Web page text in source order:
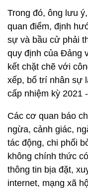
Trong đó, ông lưu
quan điểm, định
sự và bầu cử phải
quy định của Đảng
kết chặt chẽ với
xếp, bố trí nhân sự
cấp nhiệm kỳ 2021
Các cơ quan báo
ngừa, cảnh giác,
tác động, chi phối
không chính thức
thông tin bịa đặt,
internet, mạng xã